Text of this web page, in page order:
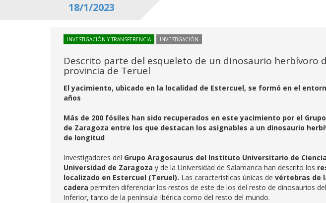
18/1/2023
INVESTIGACIÓN Y TRANSFERENCIA INVESTIGACIÓN
Descrito parte del esqueleto de un dinosaurio herbívoro
provincia de Teruel
El yacimiento, ubicado en la localidad de Estercuel, se formó en el
años
Más de 200 fósiles han sido recuperados en este yacimiento por el
de Zaragoza entre los que destacan los asignables a un dinosaurio
de longitud
Investigadores del Grupo Aragosaurus del Instituto Universitario de
Universidad de Zaragoza y de la Universidad de Salamanca han descrito los
localizado en Estercuel (Teruel). Las características únicas de vértebras de
cadera permiten diferenciar los restos de este de los del resto de dinosaurios
Inferior, tanto de la península Ibérica como del resto del mundo.